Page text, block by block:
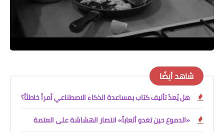
شاهد أيضًا
هل يُعدّ تأليف كتاب بمساعدة الذكاء الاصطناعي أمراً خاطئاً؟
«الدموع حين تغدو ألعاباً» انتصار الهشاشة على العتمة